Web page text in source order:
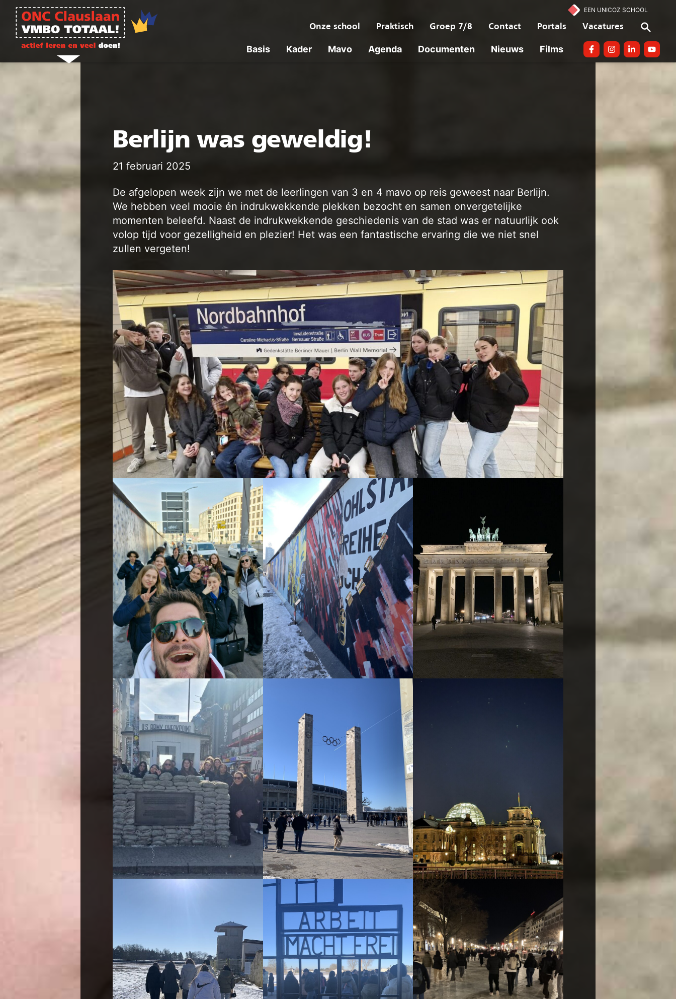
Ga naar de inhoud EEN UNICOZ SCHOOL
Onze school Praktisch Groep 7/8 Contact Portals Vacatures
Basis Kader Mavo Agenda Documenten Nieuws Films FacebookInstagramlinkedinYoutube
Berlijn was geweldig!
21 februari 2025
De afgelopen week zijn we met de leerlingen van 3 en 4 mavo op reis geweest naar Berlijn.
We hebben veel mooie én indrukwekkende plekken bezocht en samen onvergetelijke
momenten beleefd. Naast de indrukwekkende geschiedenis van de stad was er natuurlijk ook
volop tijd voor gezelligheid en plezier! Het was een fantastische ervaring die we niet snel
zullen vergeten!